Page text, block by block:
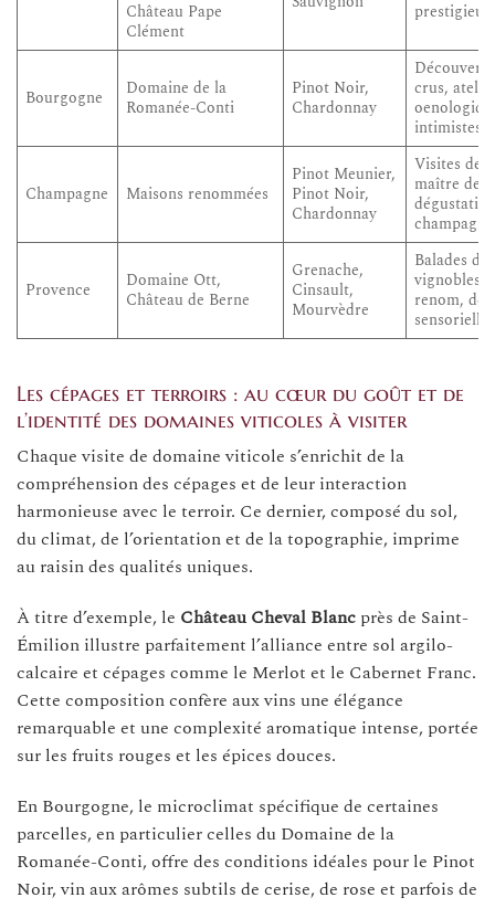
Château Pape
Clément
Bourgogne
Domaine de la
Romanée-Conti
Pinot Noir,
Chardonnay
crus,
intimistes
Champagne Maisons renommées
Pinot Meunier,
Pinot Noir,
Chardonnay
Visites des
maître de
Provence
Domaine Ott,
Château de Berne
Grenache,
Cinsault,
Mourvèdre
Balades
vignobles,
renom,
sensorielle
Les cépages et terroirs : au cœur du goût et de
l’identité des domaines viticoles à visiter
Chaque visite de domaine viticole s’enrichit de la
compréhension des cépages et de leur interaction
harmonieuse avec le terroir. Ce dernier, composé du sol,
du climat, de l’orientation et de la topographie, imprime
au raisin des qualités uniques.
À titre d’exemple, le Château Cheval Blanc près de Saint-
Émilion illustre parfaitement l’alliance entre sol argilo-
calcaire et cépages comme le Merlot et le Cabernet Franc.
Cette composition confère aux vins une élégance
remarquable et une complexité aromatique intense, portée
sur les fruits rouges et les épices douces.
En Bourgogne, le microclimat spécifique de certaines
parcelles, en particulier celles du Domaine de la
Romanée-Conti, offre des conditions idéales pour le Pinot
Noir, vin aux arômes subtils de cerise, de rose et parfois de